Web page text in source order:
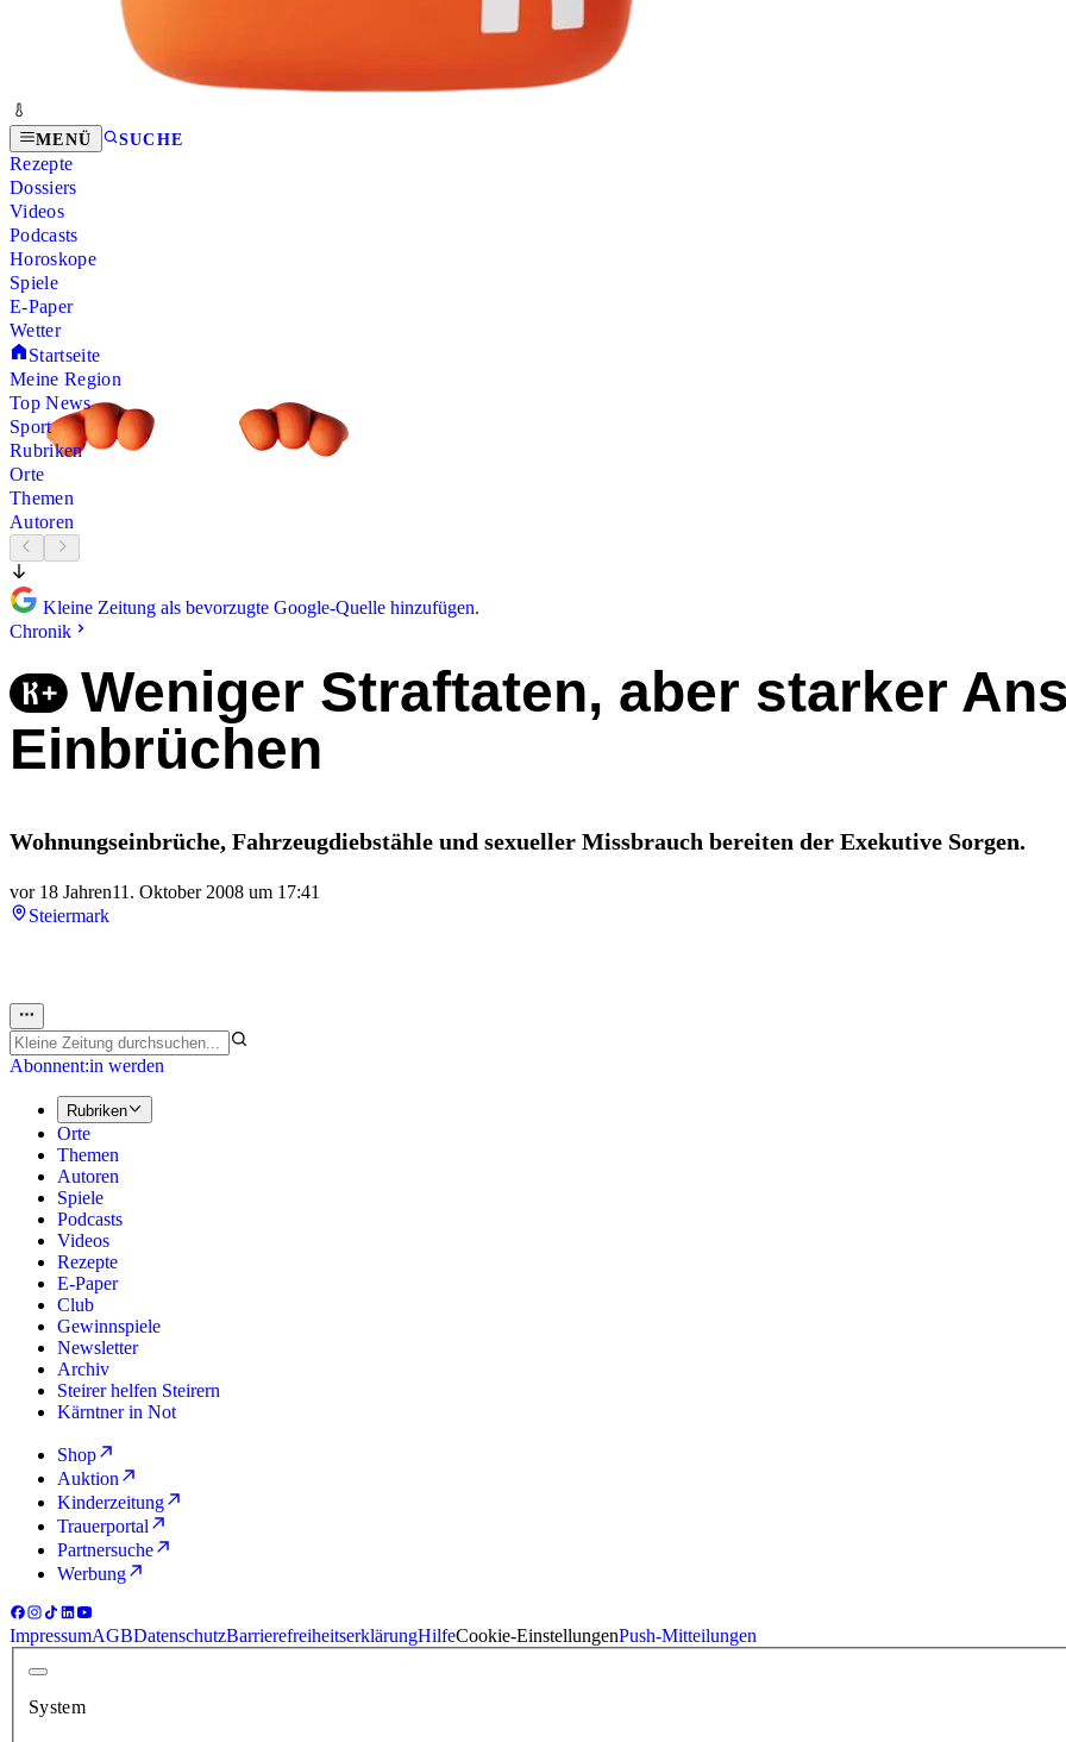
MENÜ SUCHE
Rezepte
Dossiers
Videos
Podcasts
Horoskope
Spiele
E-Paper
Wetter
Startseite
Meine Region
Top News
Sport
Rubriken
Orte
Themen
Autoren
Kleine Zeitung als bevorzugte Google-Quelle hinzufügen.
Chronik
Weniger Straftaten, aber starker
Einbrüchen
Wohnungseinbrüche, Fahrzeugdiebstähle und sexueller Missbrauch bereiten der Exekutive Sorgen.
vor 18 Jahren11. Oktober 2008 um 17:41
Steiermark
Abonnent:in werden
Rubriken
Orte
Themen
Autoren
Spiele
Podcasts
Videos
Rezepte
E-Paper
Club
Gewinnspiele
Newsletter
Archiv
Steirer helfen Steirern
Kärntner in Not
Shop
Auktion
Kinderzeitung
Trauerportal
Partnersuche
Werbung
ImpressumAGBDatenschutzBarrierefreiheitserklärungHilfeCookie-EinstellungenPush-Mitteilungen
System